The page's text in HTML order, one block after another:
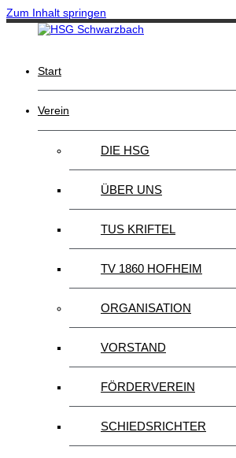
Zum Inhalt springen
Start
Verein
DIE HSG
ÜBER UNS
TUS KRIFTEL
TV 1860 HOFHEIM
ORGANISATION
VORSTAND
FÖRDERVEREIN
SCHIEDSRICHTER